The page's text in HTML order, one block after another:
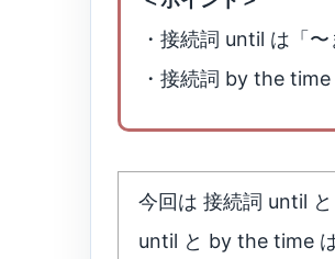
・接続詞 until は「
・接続詞 by the
今回は 接続詞 until
until と by the time